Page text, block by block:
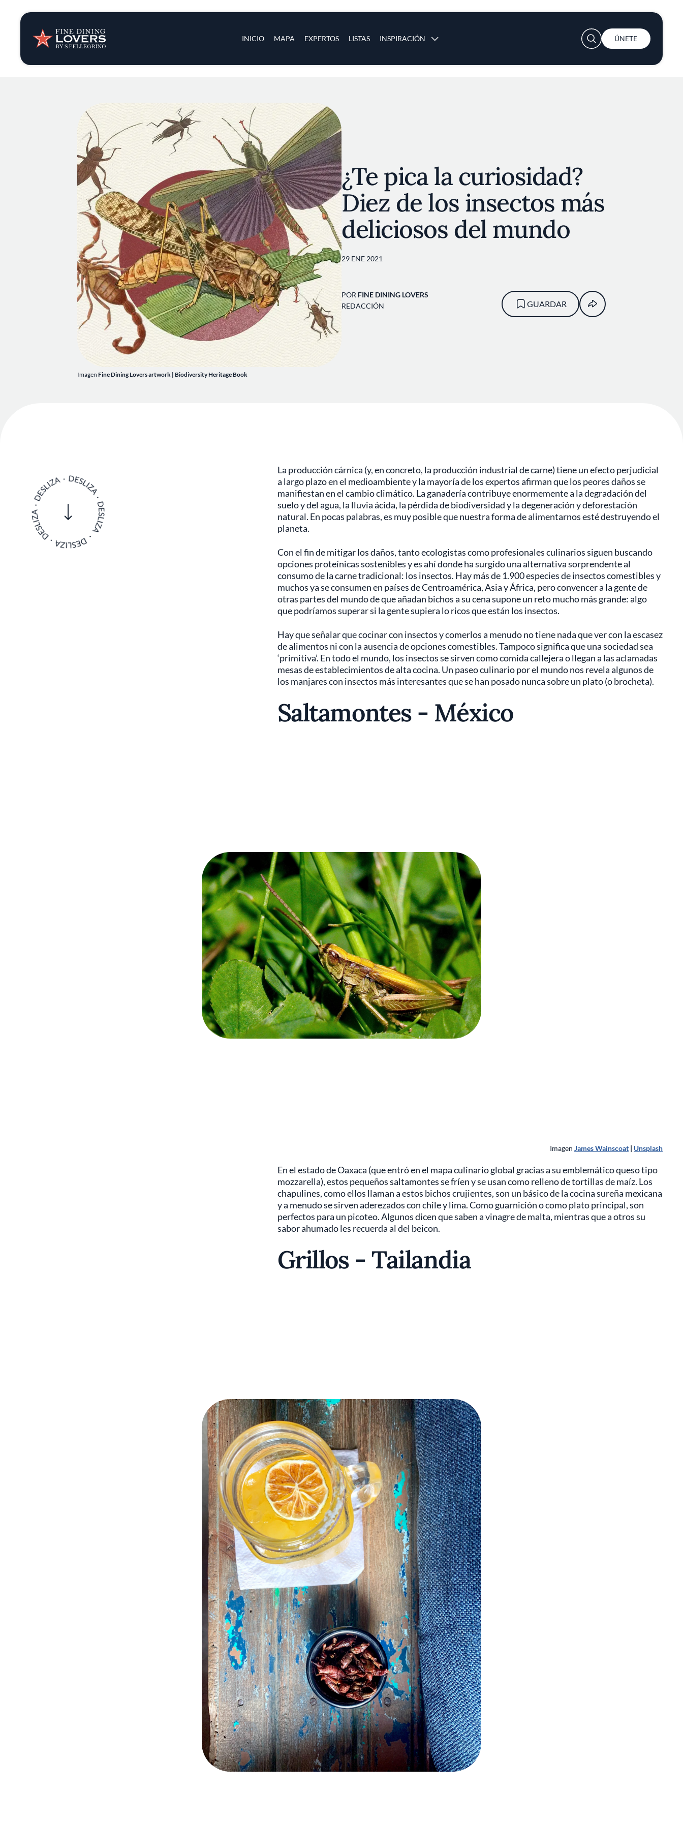
INICIO MAPA EXPERTOS LISTAS INSPIRACIÓN
Opinión y noticias
Recetas
Consejos y trucos
Series
User account menu
ÚNETE
Imagen Fine Dining Lovers artwork | Biodiversity Heritage Book
¿Te pica la curiosidad?
Diez de los insectos más
deliciosos del mundo
29 ENE 2021
POR FINE DINING LOVERS
REDACCIÓN
GUARDAR
La producción cárnica (y, en concreto, la producción industrial de carne) tiene un efecto perjudicial
a largo plazo en el medioambiente y la mayoría de los expertos afirman que los peores daños se
manifiestan en el cambio climático. La ganadería contribuye enormemente a la degradación del
suelo y del agua, la lluvia ácida, la pérdida de biodiversidad y la degeneración y deforestación
natural. En pocas palabras, es muy posible que nuestra forma de alimentarnos esté destruyendo el
planeta.
Con el fin de mitigar los daños, tanto ecologistas como profesionales culinarios siguen buscando
opciones proteínicas sostenibles y es ahí donde ha surgido una alternativa sorprendente al
consumo de la carne tradicional: los insectos. Hay más de 1.900 especies de insectos comestibles y
muchos ya se consumen en países de Centroamérica, Asia y África, pero convencer a la gente de
otras partes del mundo de que añadan bichos a su cena supone un reto mucho más grande: algo
que podríamos superar si la gente supiera lo ricos que están los insectos.
Hay que señalar que cocinar con insectos y comerlos a menudo no tiene nada que ver con la escasez
de alimentos ni con la ausencia de opciones comestibles. Tampoco significa que una sociedad sea
‘primitiva’. En todo el mundo, los insectos se sirven como comida callejera o llegan a las aclamadas
mesas de establecimientos de alta cocina. Un paseo culinario por el mundo nos revela algunos de
los manjares con insectos más interesantes que se han posado nunca sobre un plato (o brocheta).
Saltamontes - México
Imagen James Wainscoat Unsplash
En el estado de Oaxaca (que entró en el mapa culinario global gracias a su emblemático queso tipo
mozzarella), estos pequeños saltamontes se fríen y se usan como relleno de tortillas de maíz. Los
chapulines, como ellos llaman a estos bichos crujientes, son un básico de la cocina sureña mexicana
y a menudo se sirven aderezados con chile y lima. Como guarnición o como plato principal, son
perfectos para un picoteo. Algunos dicen que saben a vinagre de malta, mientras que a otros su
sabor ahumado les recuerda al del beicon.
Grillos - Tailandia